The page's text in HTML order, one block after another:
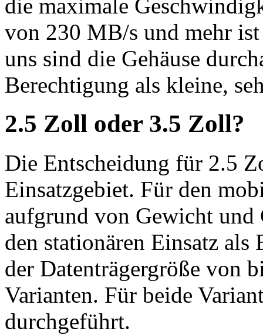
die maximale
von 230 MB/s und mehr
uns sind die Gehäuse
Berechtigung als kleine,
2.5 Zoll oder 3.5 Zoll?
Die Entscheidung für 2.5
Einsatzgebiet. Für den
aufgrund von Gewicht und
den stationären Einsatz
der Datenträgergröße von
Varianten. Für beide
durchgeführt.